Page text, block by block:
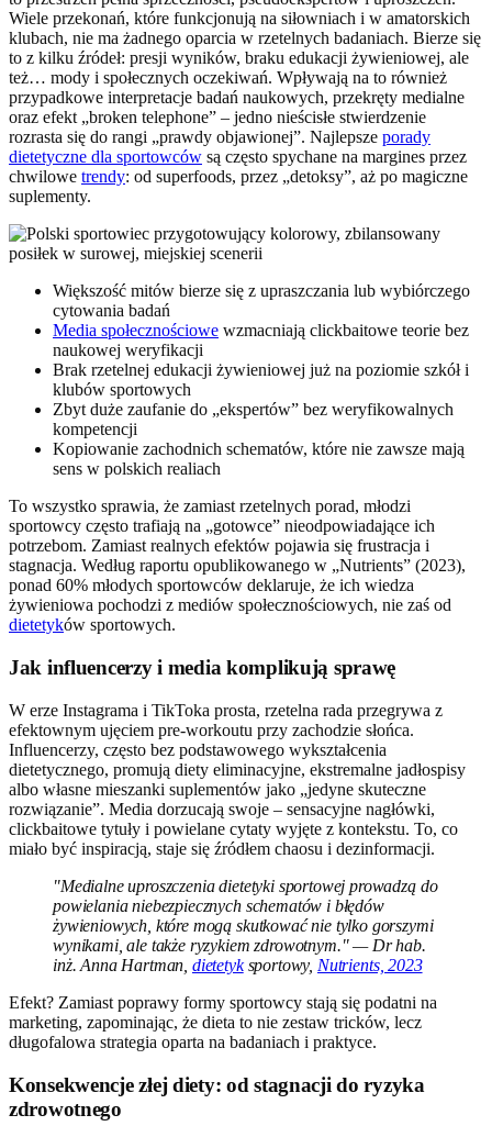
Wiele przekonań, które funkcjonują na siłowniach i w amatorskich
klubach, nie ma żadnego oparcia w rzetelnych badaniach. Bierze się
to z kilku źródeł: presji wyników, braku edukacji żywieniowej, ale
też… mody i społecznych oczekiwań. Wpływają na to również
przypadkowe interpretacje badań naukowych, przekręty medialne
oraz efekt „broken telephone” – jedno nieścisłe stwierdzenie
rozrasta się do rangi „prawdy objawionej”. Najlepsze porady
dietetyczne dla sportowców są często spychane na margines przez
chwilowe trendy: od superfoods, przez „detoksy”, aż po magiczne
suplementy.
Większość mitów bierze się z upraszczania lub wybiórczego
cytowania badań
Media społecznościowe wzmacniają clickbaitowe teorie bez
naukowej weryfikacji
Brak rzetelnej edukacji żywieniowej już na poziomie szkół i
klubów sportowych
Zbyt duże zaufanie do „ekspertów” bez weryfikowalnych
kompetencji
Kopiowanie zachodnich schematów, które nie zawsze mają
sens w polskich realiach
To wszystko sprawia, że zamiast rzetelnych porad, młodzi
sportowcy często trafiają na „gotowce” nieodpowiadające ich
potrzebom. Zamiast realnych efektów pojawia się frustracja i
stagnacja. Według raportu opublikowanego w „Nutrients” (2023),
ponad 60% młodych sportowców deklaruje, że ich wiedza
żywieniowa pochodzi z mediów społecznościowych, nie zaś od
dietetyków sportowych.
Jak influencerzy i media komplikują sprawę
W erze Instagrama i TikToka prosta, rzetelna rada przegrywa z
efektownym ujęciem pre-workoutu przy zachodzie słońca.
Influencerzy, często bez podstawowego wykształcenia
dietetycznego, promują diety eliminacyjne, ekstremalne jadłospisy
albo własne mieszanki suplementów jako „jedyne skuteczne
rozwiązanie”. Media dorzucają swoje – sensacyjne nagłówki,
clickbaitowe tytuły i powielane cytaty wyjęte z kontekstu. To, co
miało być inspiracją, staje się źródłem chaosu i dezinformacji.
"Medialne uproszczenia dietetyki sportowej prowadzą do
powielania niebezpiecznych schematów i błędów
żywieniowych, które mogą skutkować nie tylko gorszymi
wynikami, ale także ryzykiem zdrowotnym." — Dr hab.
inż. Anna Hartman, dietetyksportowy, Nutrients, 2023
Efekt? Zamiast poprawy formy sportowcy stają się podatni na
marketing, zapominając, że dieta to nie zestaw tricków, lecz
długofalowa strategia oparta na badaniach i praktyce.
Konsekwencje złej diety: od stagnacji do ryzyka
zdrowotnego